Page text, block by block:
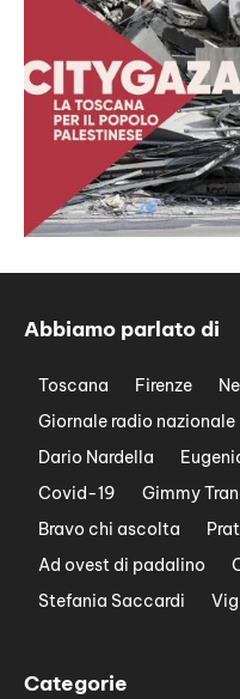
Abbiamo parlato di
Toscana Firenze
Giornale radio nazionale
Dario Nardella
Covid-19
Gimmy
Bravo chi ascolta
Ad ovest di padalino
Stefania Saccardi
Categorie